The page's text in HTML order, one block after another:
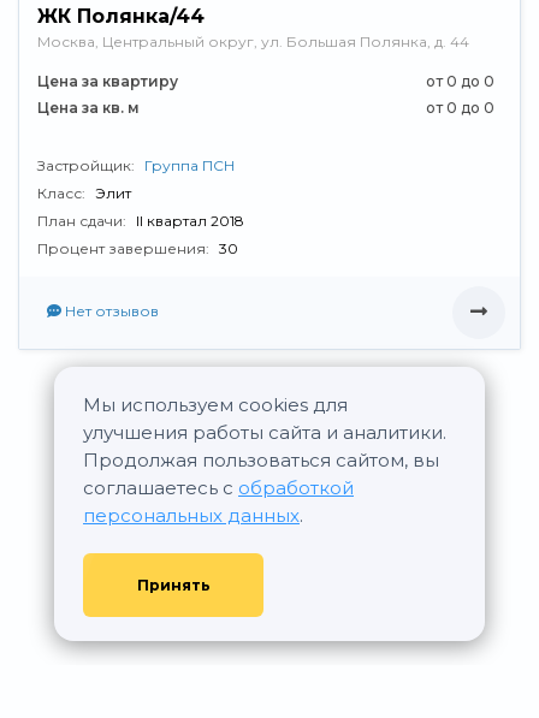
Мы используем cookies для
улучшения работы сайта и аналитики.
Продолжая пользоваться сайтом, вы
соглашаетесь с обработкой
персональных данных.
Принять
ЖК Полянка/44
Москва, Центральный округ, ул. Большая Полянка, д. 44
Цена за квартиру
от 0 до 0
Цена за кв. м
от 0 до 0
Застройщик:
Группа ПСН
Класс: Элит
План сдачи:
II квартал 2018
Процент завершения: 30
Нет отзывов
Все новостройки Группа ПСН